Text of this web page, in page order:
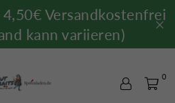
Versandkostenfrei
kann variieren)
0